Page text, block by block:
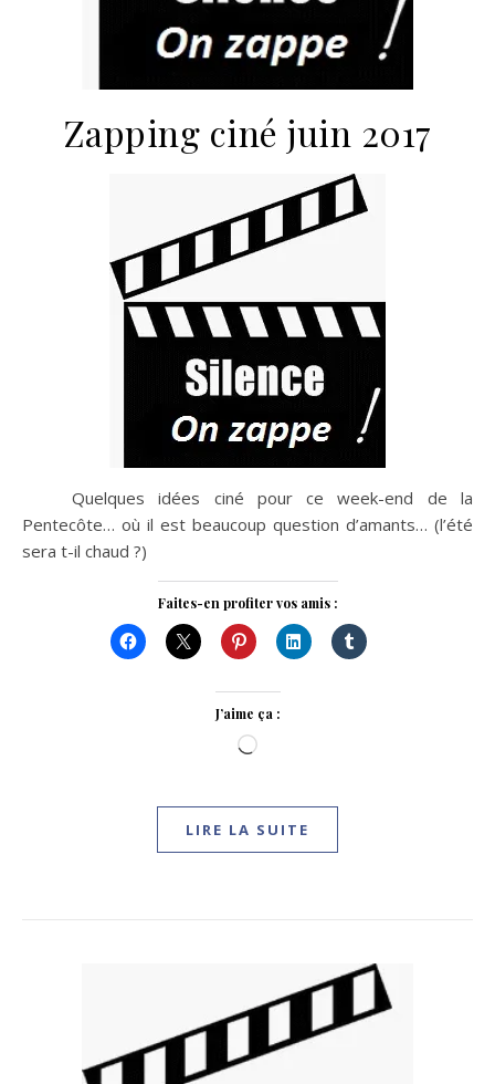
Zapping ciné juin 2017
Quelques idées ciné pour ce week-end de la
Pentecôte… où il est beaucoup question d’amants… (l’été
sera t-il chaud ?)
Faites-en profiter vos amis :
J’aime ça :
Chargement…
LIRE LA SUITE